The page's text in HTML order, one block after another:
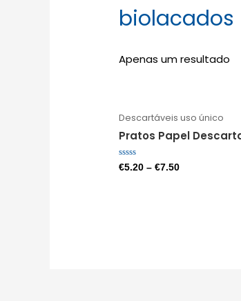
biolacados
Apenas um resultado
Descartáveis uso único
Pratos Papel
Avaliação
0
€5.20 –€7.50